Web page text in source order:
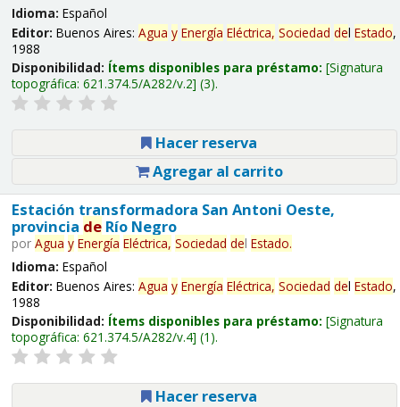
Idioma: Español
Editor: Buenos Aires: Agua y Energía Eléctrica, Sociedad del Estado,
1988
Disponibilidad: Ítems disponibles para préstamo: Signatura
topográfica: 621.374.5/A282/v.2 (3).
Hacer reserva
Agregar al carrito
Estación transformadora San Antoni Oeste,
provincia deRío Negro
por Agua y Energía Eléctrica, Sociedad del Estado.
Idioma: Español
Editor: Buenos Aires: Agua y Energía Eléctrica, Sociedad del Estado,
1988
Disponibilidad: Ítems disponibles para préstamo: Signatura
topográfica: 621.374.5/A282/v.4 (1).
Hacer reserva